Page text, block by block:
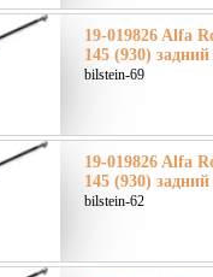
19-019826 Alfa
145 (930)
bilstein-69
19-019826 Alfa
145 (930)
bilstein-62